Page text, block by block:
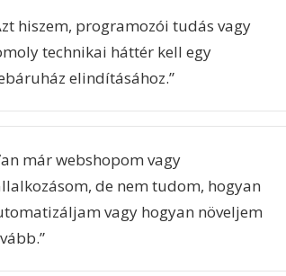
hiszem, programozói tudás vagy
technikai háttér kell egy
elindításához.”
már webshopom vagy
de nem tudom, hogyan
vagy hogyan növeljem